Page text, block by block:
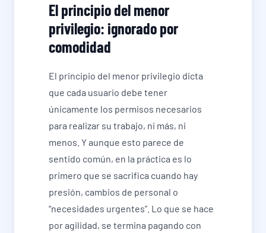
El principio del menor
privilegio: ignorado por
comodidad
El principio del menor privilegio dicta
que cada usuario debe tener
únicamente los permisos necesarios
para realizar su trabajo, ni más, ni
menos. Y aunque esto parece de
sentido común, en la práctica es lo
primero que se sacrifica cuando hay
presión, cambios de personal o
“necesidades urgentes”. Lo que se hace
por agilidad, se termina pagando con